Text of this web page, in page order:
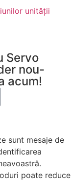
unității
Servo
nou-
acum!
sunt mesaje de
poate reduce